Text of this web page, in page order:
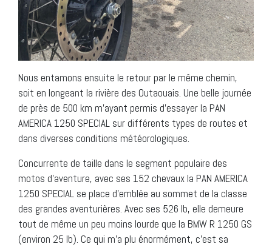
Nous entamons ensuite le retour par le même chemin,
soit en longeant la rivière des Outaouais. Une belle journée
de près de 500 km m’ayant permis d’essayer la PAN
AMERICA 1250 SPECIAL sur différents types de routes et
dans diverses conditions météorologiques.
Concurrente de taille dans le segment populaire des
motos d’aventure, avec ses 152 chevaux la PAN AMERICA
1250 SPECIAL se place d’emblée au sommet de la classe
des grandes aventurières. Avec ses 526 lb, elle demeure
tout de même un peu moins lourde que la BMW R 1250 GS
(environ 25 lb). Ce qui m’a plu énormément, c’est sa